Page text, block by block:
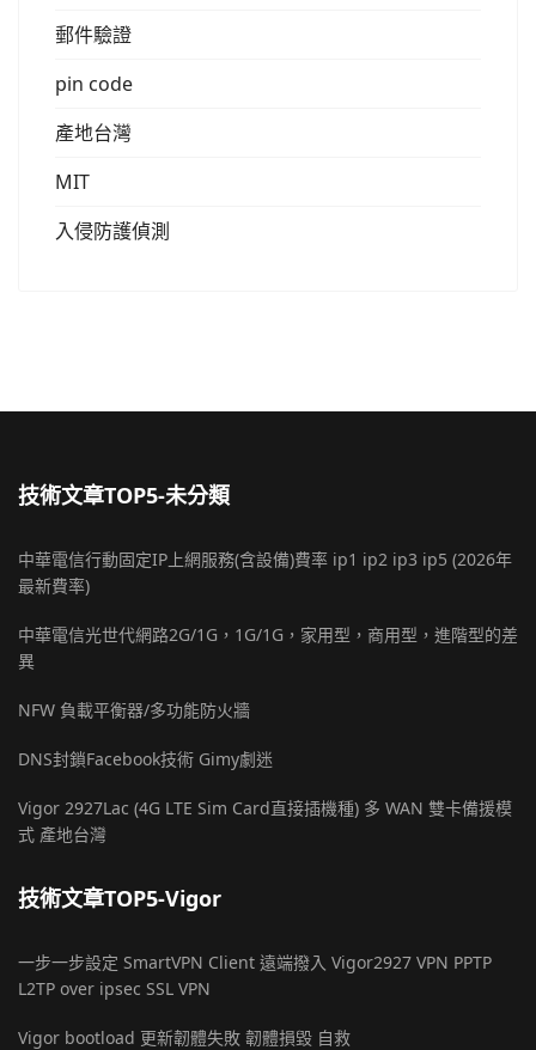
郵件驗證
pin code
產地台灣
MIT
入侵防護偵測
技術文章TOP5-未分類
中華電信行動固定IP上網服務(含設備)費率 ip1 ip2 ip3 ip5 (2026年
最新費率)
中華電信光世代網路2G/1G，1G/1G，家用型，商用型，進階型的差
異
NFW 負載平衡器/多功能防火牆
DNS封鎖Facebook技術 Gimy劇迷
Vigor 2927Lac (4G LTE Sim Card直接插機種) 多 WAN 雙卡備援模
式 產地台灣
技術文章TOP5-Vigor
一步一步設定 SmartVPN Client 遠端撥入 Vigor2927 VPN PPTP
L2TP over ipsec SSL VPN
Vigor bootload 更新韌體失敗 韌體損毀 自救